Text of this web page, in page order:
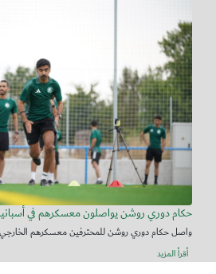
حكام دوري روشن يواصلون معسكرهم في أسبانيا
واصل حكام دوري روشن للمحترفين معسكرهم الخارجي
أقرأ المزيد